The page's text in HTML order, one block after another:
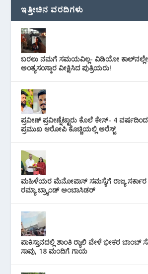
ಇತ್ತೀಚಿನ ವರದಿಗಳು
ಬರಲು ನಮಗೆ ಸಮಯವಿಲ್ಲ- ವಿಡಿಯೋ
ಅಂತ್ಯಸಂಸ್ಕಾರ ವೀಕ್ಷಿಸಿದ ಪುತ್ರಿಯರು!
ಪ್ರವೀಣ್ ಪ್ರವೀಣ್ನೆಟ್ಟಾರು ಕೊಲೆ ಕೇಸ್‌- 4
ಪ್ರಮುಖ ಆರೋಪಿ ಕೊಚ್ಚಿಯಲ್ಲಿ ಅರೆಸ್ಟ್‌
ಮಹಿಳೆಯರ ಮೆನೋಪಾಸ್ ಸಮಸ್ಯೆಗೆ ರಾಜ್ಯ ಸರ್ಕಾರ
ರಮ್ಯಾ ಬ್ರ್ಯಾಂಡ್ ಅಂಬಾಸಿಡರ್
ಪಾಕಿಸ್ತಾನದಲ್ಲಿ ಶಾಂತಿ ರ‍್ಯಾಲಿ ವೇಳೆ ಭೀಕರ
ಸಾವು, 18 ಮಂದಿಗೆ ಗಾಯ